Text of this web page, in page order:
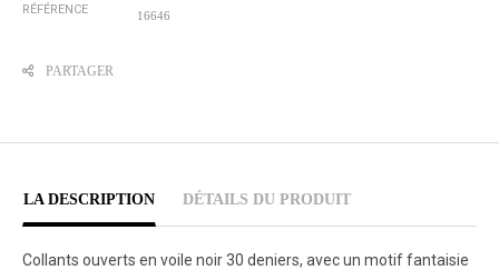
RÉFÉRENCE 16646
PARTAGER
LA DESCRIPTION DÉTAILS DU PRODUIT
Collants ouverts en voile noir 30 deniers, avec un motif fantaisie